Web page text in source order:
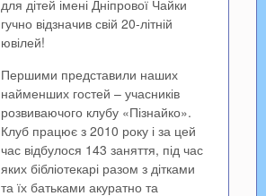
для дітей імені Дніпрової Чайки
гучно відзначив свій 20-літній
ювілей!
Першими представили наших
найменших гостей – учасників
розвиваючого клубу «Пізнайко».
Клуб працює з 2010 року і за цей
час відбулося 143 заняття, під час
яких бібліотекарі разом з дітками
та їх батьками акуратно та